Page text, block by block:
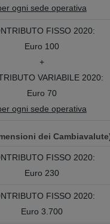
ogni sede operativa
FISSO 2020:
Euro 100
+
VARIABILE 2020:
Euro 70
ogni sede operativa
dei
FISSO 2020:
Euro 230
FISSO 2020:
Euro 3.700